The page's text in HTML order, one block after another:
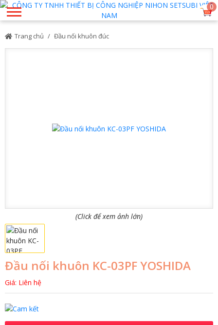
0
Trang chủ Đầu nối khuôn đúc
(Click để xem ảnh lớn)
Đầu nối khuôn KC-03PF YOSHIDA
Giá: Liên hệ